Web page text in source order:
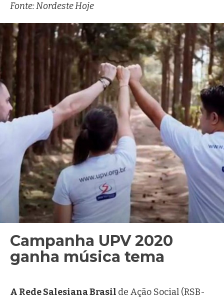
Fonte: Nordeste Hoje
Campanha UPV 2020
ganha música tema
A Rede Salesiana Brasil de Ação Social (RSB-